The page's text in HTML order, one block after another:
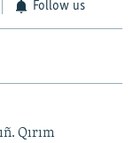
Follow us
Qırım